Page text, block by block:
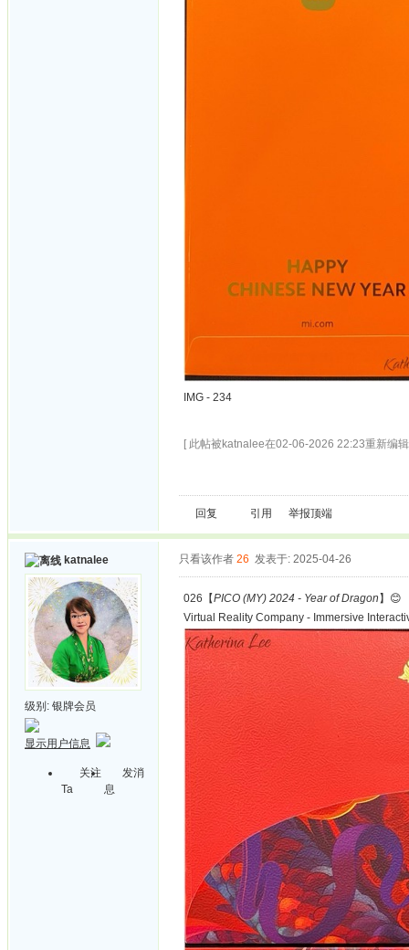
IMG - 234
[ 此帖被katnalee在02-06-2026 22:23重新编
回复 引用 举报顶端
katnalee
级别: 银牌会员
显示用户信息
关注
Ta
发消
息
只看该作者 26 发表于: 2025-04-26
026【PICO (MY) 2024 - Year of Dragon 】😊
Virtual Reality Company - Immersive